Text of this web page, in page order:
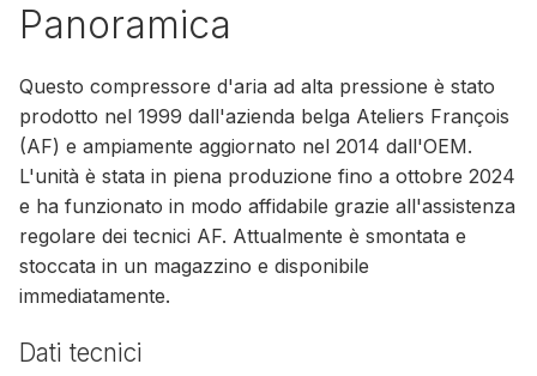
Panoramica
Questo compressore d'aria ad alta pressione è stato
prodotto nel 1999 dall'azienda belga Ateliers François
(AF) e ampiamente aggiornato nel 2014 dall'OEM.
L'unità è stata in piena produzione fino a ottobre 2024
e ha funzionato in modo affidabile grazie all'assistenza
regolare dei tecnici AF. Attualmente è smontata e
stoccata in un magazzino e disponibile
immediatamente.
Dati tecnici